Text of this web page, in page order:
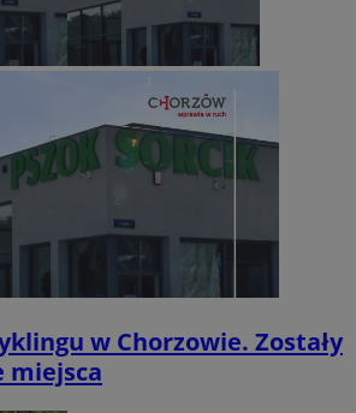
w Chorzowie. Zostały
miejsca